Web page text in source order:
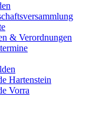
& Verordnungen
Hartenstein
Vorra